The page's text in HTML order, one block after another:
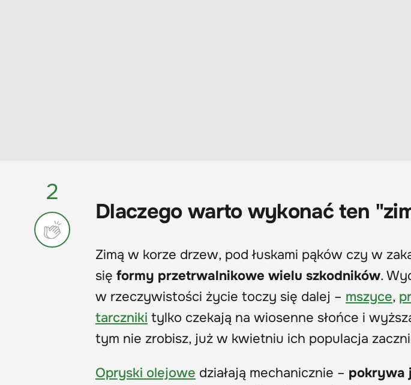
2
Dlaczego warto wykonać ten
Zimą w korze drzew, pod łuskami pąków czy w
się formy przetrwalnikowe wielu szkodników.
w rzeczywistości życie toczy się dalej – mszyce,
tarczniki tylko czekają na wiosenne słońce i
tym nie zrobisz, już w kwietniu ich populacja
Opryski olejowe działają mechanicznie – pokrywa